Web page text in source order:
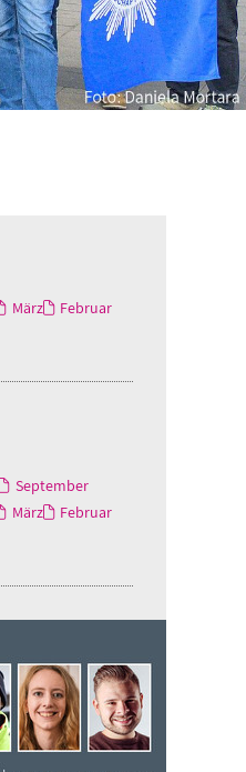
März
Februar
September
März
Februar